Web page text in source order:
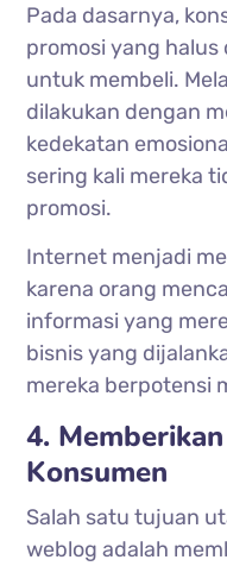
Pada dasarnya,
promosi yang
untuk membeli.
dilakukan dengan
kedekatan
sering kali mereka
promosi.
Internet menjadi
karena orang
informasi yang
bisnis yang
mereka berpotensi
4.
Konsumen
Salah satu tujuan
weblog adalah